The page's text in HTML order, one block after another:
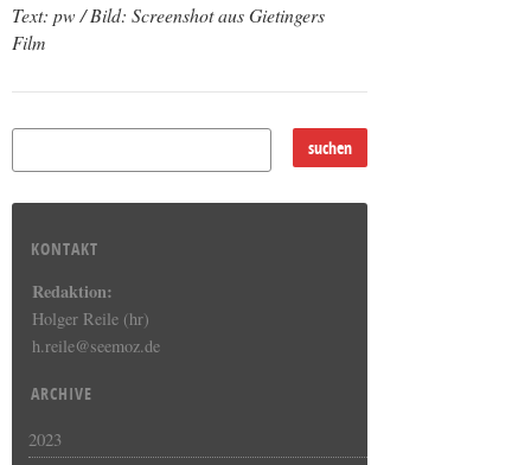
Text: pw / Bild: Screenshot aus Gietingers
Film
KONTAKT
Redaktion:
Holger Reile (hr)
h.reile@seemoz.de
ARCHIVE
2023